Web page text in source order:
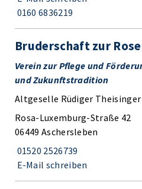
0160 6836219
Bruderschaft zur
Verein zur Pflege und
und Zukunftstradition
Altgeselle Rüdiger Theisinger
Rosa-Luxemburg-Straße 42
06449 Aschersleben
01520 2526739
E-Mail schreiben